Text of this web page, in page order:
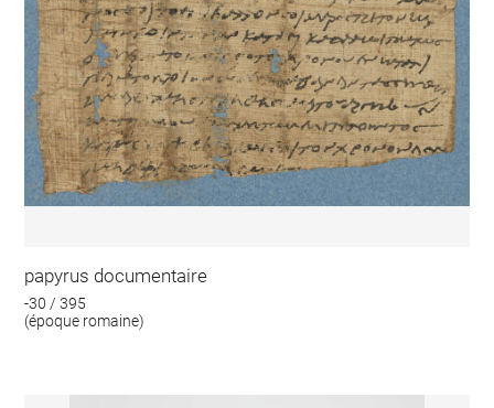
papyrus documentaire
-30 / 395
(époque romaine)